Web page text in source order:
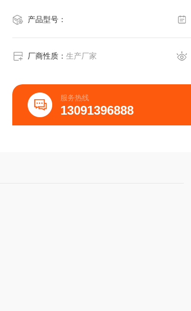
产品型号：
厂商性质：生产厂家
服务热线
13091396888